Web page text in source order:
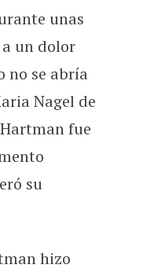
unas
un dolor
no se abría
Nagel de
fue
su
hizo